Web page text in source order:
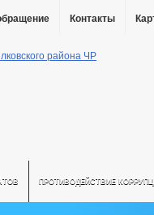
Контакты
ПРОТИВОДЕЙСТВИЕ